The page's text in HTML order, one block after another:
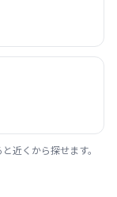
近くから探せます。